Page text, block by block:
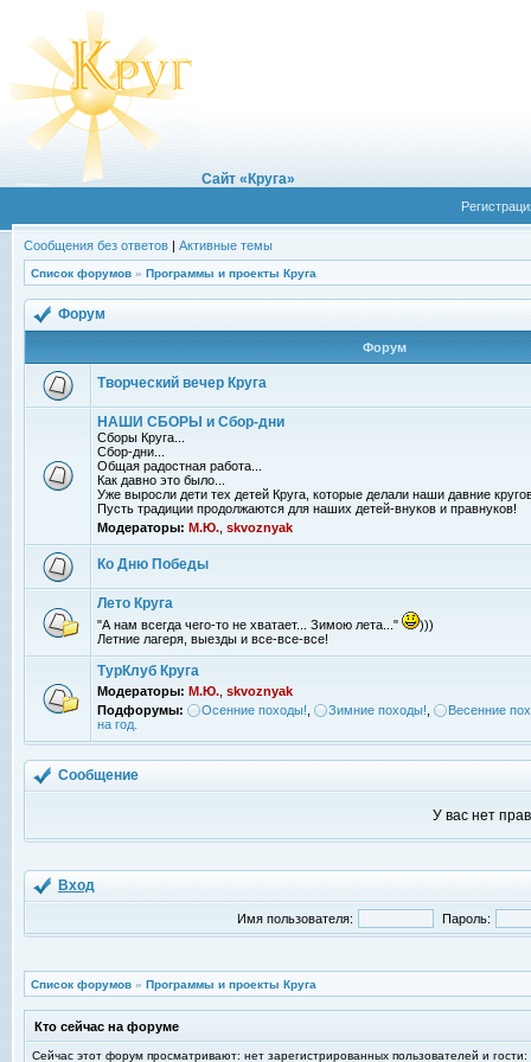
Сайт «Круга»
Сообщения без ответов | Активные темы
Список форумов » Программы и проекты Круга
Форум
Форум
Творческий вечер Круга
НАШИ СБОРЫ и Сбор-дни
Сборы Круга...
Сбор-дни...
Общая радостная работа...
Как давно это было...
Уже выросли дети тех детей Круга, которые делали наши давние
Пусть традиции продолжаются для наших детей-внуков и правнуков!
Модераторы: М.Ю. skvoznyak
Ко Дню Победы
Лето Круга
"А нам всегда чего-то не хватает... Зимою лета..."
)))
Летние лагеря, выезды и все-все-все!
ТурКлуб Круга
Модераторы: М.Ю. skvoznyak
Подфорумы:
Осенние походы! Зимние походы!
Весенние
на год.
Сообщение
У вас нет
Вход
Имя пользователя: Пароль:
Список форумов » Программы и проекты Круга
Кто сейчас на форуме
Сейчас этот форум просматривают: нет зарегистрированных пользователей и гости: